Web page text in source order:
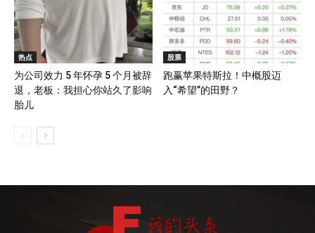
热点
为公司效力 5 年怀孕 5 个月被辞
退，老板：我担心你站久了影响
胎儿
股票
跑赢苹果特斯拉！中概股迈
入“希望”的田野？